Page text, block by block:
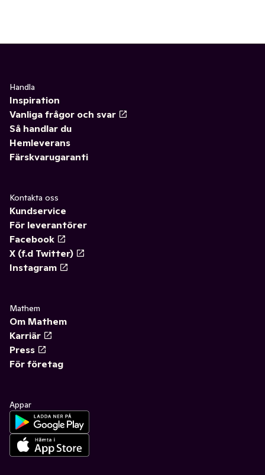
Handla
Inspiration
Vanliga frågor och svar
Så handlar du
Hemleverans
Färskvarugaranti
Kontakta oss
Kundservice
För leverantörer
Facebook
X (f.d Twitter)
Instagram
Mathem
Om Mathem
Karriär
Press
För företag
Appar